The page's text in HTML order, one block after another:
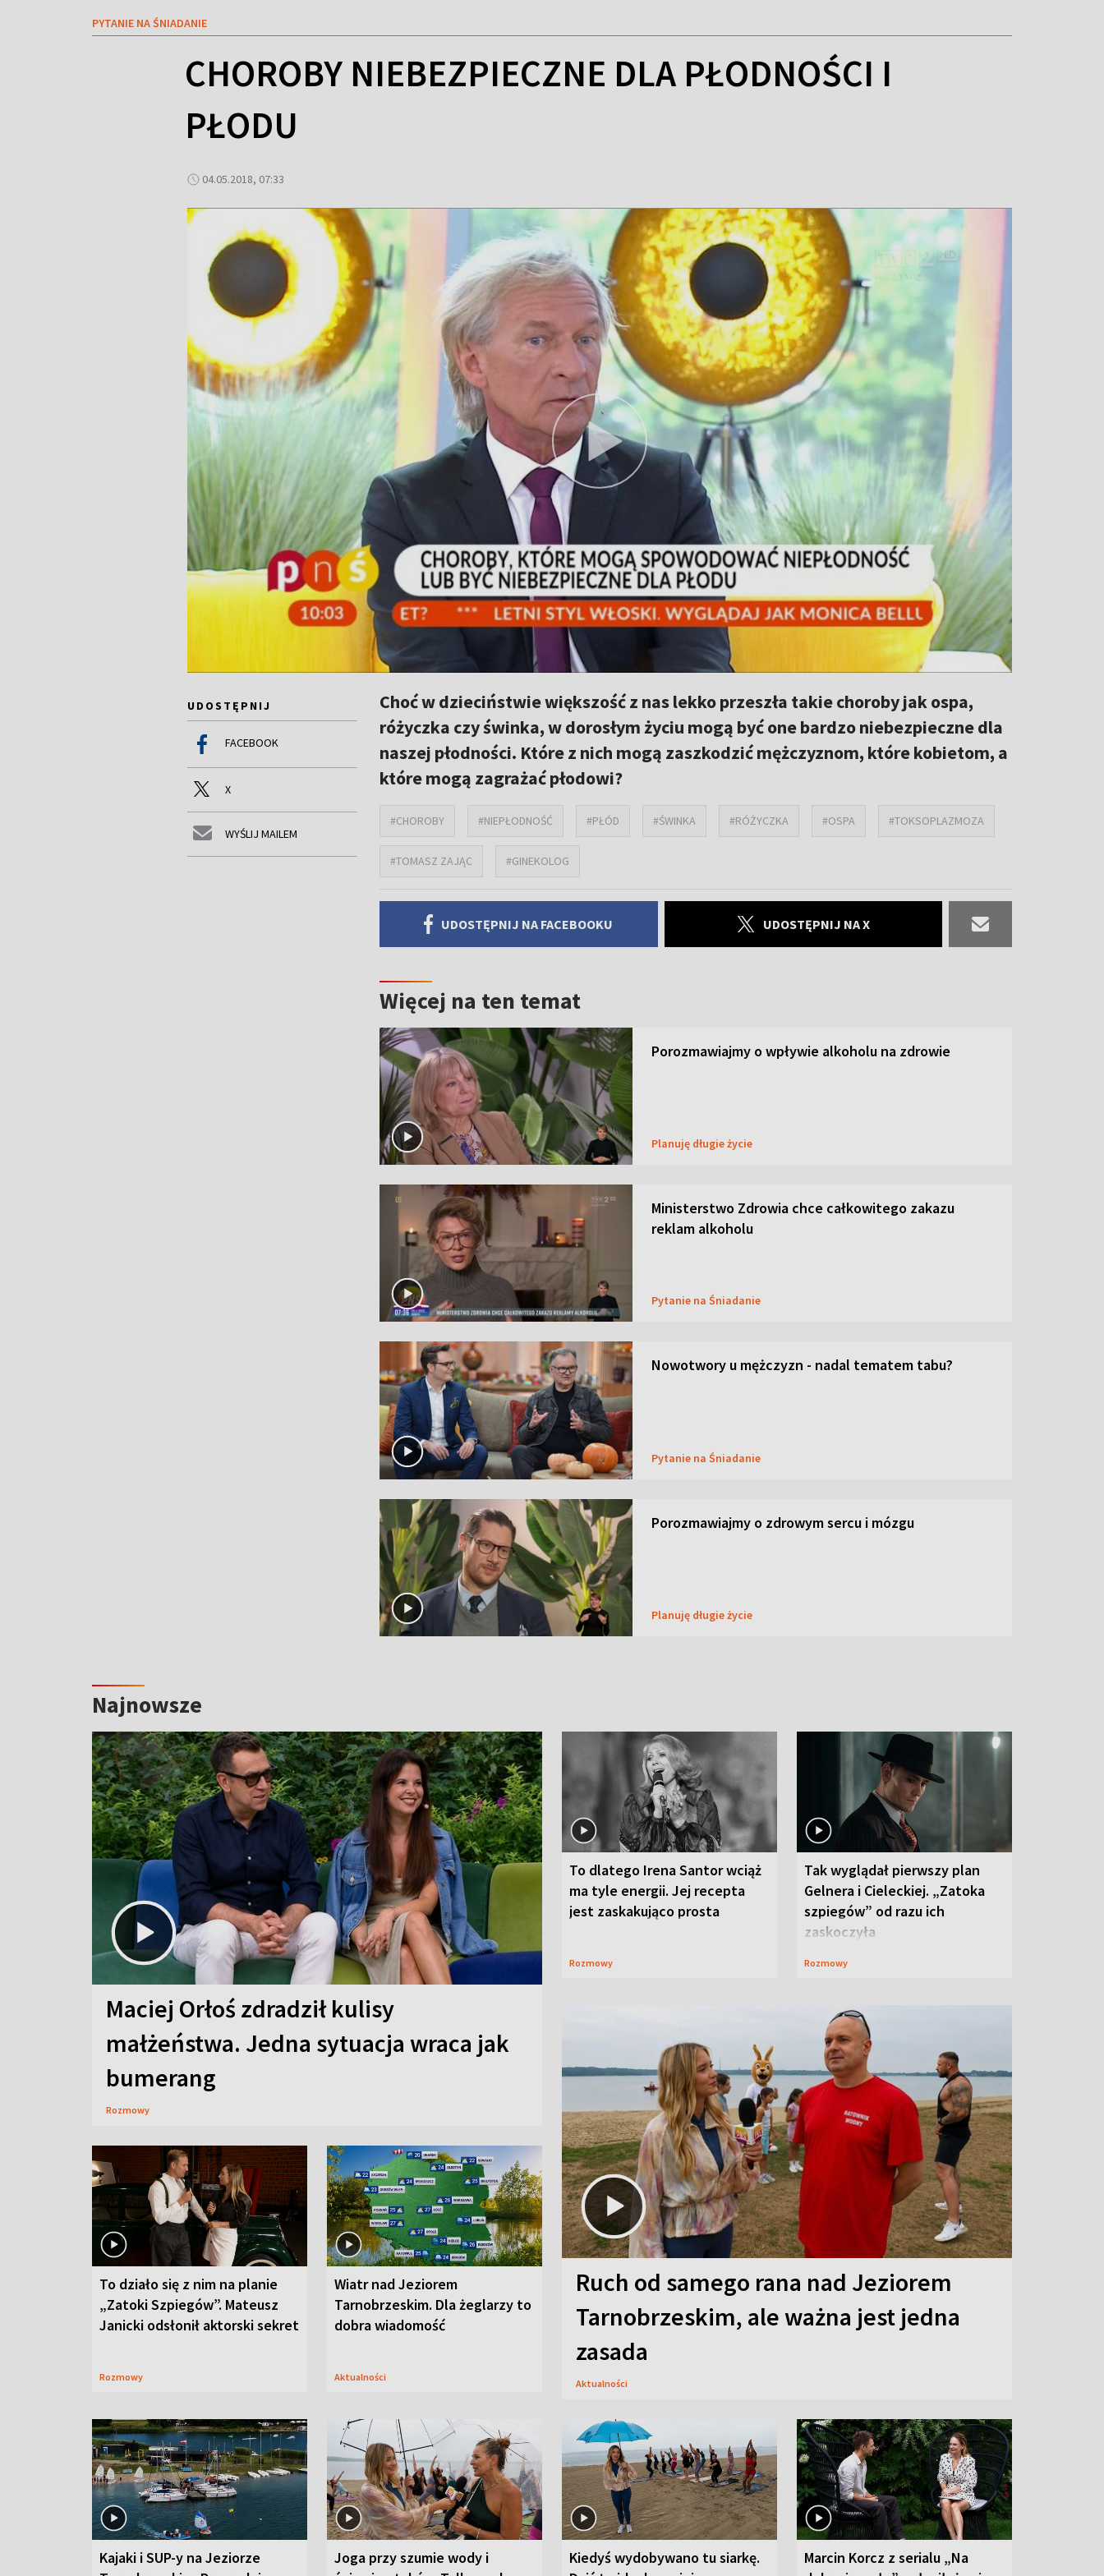
PYTANIE NA ŚNIADANIE
CHOROBY NIEBEZPIECZNE DLA PŁODNOŚCI I
PŁODU
04.05.2018, 07:33
UDOSTĘPNIJ
FACEBOOK
X
WYŚLIJ MAILEM
Choć w dzieciństwie większość z nas lekko przeszła takie choroby jak ospa,
różyczka czy świnka, w dorosłym życiu mogą być one bardzo niebezpieczne dla
naszej płodności. Które z nich mogą zaszkodzić mężczyznom, które kobietom, a
które mogą zagrażać płodowi?
#CHOROBY #NIEPŁODNOŚĆ #PŁÓD #ŚWINKA #RÓŻYCZKA #OSPA #TOKSOPLAZMOZA
#TOMASZ ZAJĄC #GINEKOLOG
UDOSTĘPNIJ NA FACEBOOKU UDOSTĘPNIJ NA X
Więcej na ten temat
Porozmawiajmy o wpływie alkoholu na zdrowie
Planuję długie życie
Ministerstwo Zdrowia chce całkowitego zakazu
reklam alkoholu
Pytanie na Śniadanie
Nowotwory u mężczyzn - nadal tematem tabu?
Pytanie na Śniadanie
Porozmawiajmy o zdrowym sercu i mózgu
Planuję długie życie
Najnowsze
Maciej Orłoś zdradził kulisy
małżeństwa. Jedna sytuacja wraca jak
bumerang
Rozmowy
To dlatego Irena Santor wciąż
ma tyle energii. Jej recepta
jest zaskakująco prosta
Rozmowy
Tak wyglądał pierwszy plan
Gelnera i Cieleckiej. „Zatoka
szpiegów” od razu ich
zaskoczyła
Rozmowy
To działo się z nim na planie
„Zatoki Szpiegów”. Mateusz
Janicki odsłonił aktorski sekret
Rozmowy
Wiatr nad Jeziorem
Tarnobrzeskim. Dla żeglarzy to
dobra wiadomość
Aktualności
Ruch od samego rana nad Jeziorem
Tarnobrzeskim, ale ważna jest jedna
zasada
Aktualności
Kajaki i SUP-y na Jeziorze
Joga przy szumie wody i
Kiedyś wydobywano tu siarkę.
Marcin Korcz z serialu „Na